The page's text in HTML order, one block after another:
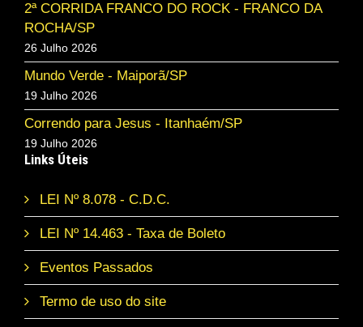
2ª CORRIDA FRANCO DO ROCK - FRANCO DA
ROCHA/SP
26 Julho 2026
Mundo Verde - Maiporã/SP
19 Julho 2026
Correndo para Jesus - Itanhaém/SP
19 Julho 2026
Links Úteis
LEI Nº 8.078 - C.D.C.
LEI Nº 14.463 - Taxa de Boleto
Eventos Passados
Termo de uso do site